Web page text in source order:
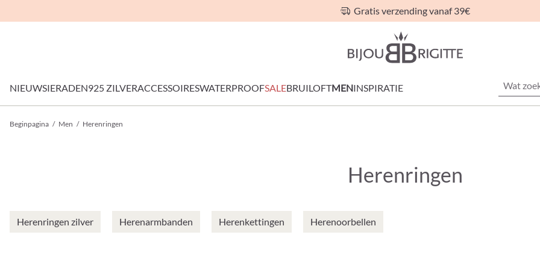
Gratis verzending vanaf 39€
NIEUWSIERADEN925 ZILVERACCESSOIRESWATERPROOFSALEBRUILOFTMENINSPIRATIE
Beginpagina / Men / Herenringen
Herenringen
Herenringen zilver Herenarmbanden Herenkettingen Herenoorbellen